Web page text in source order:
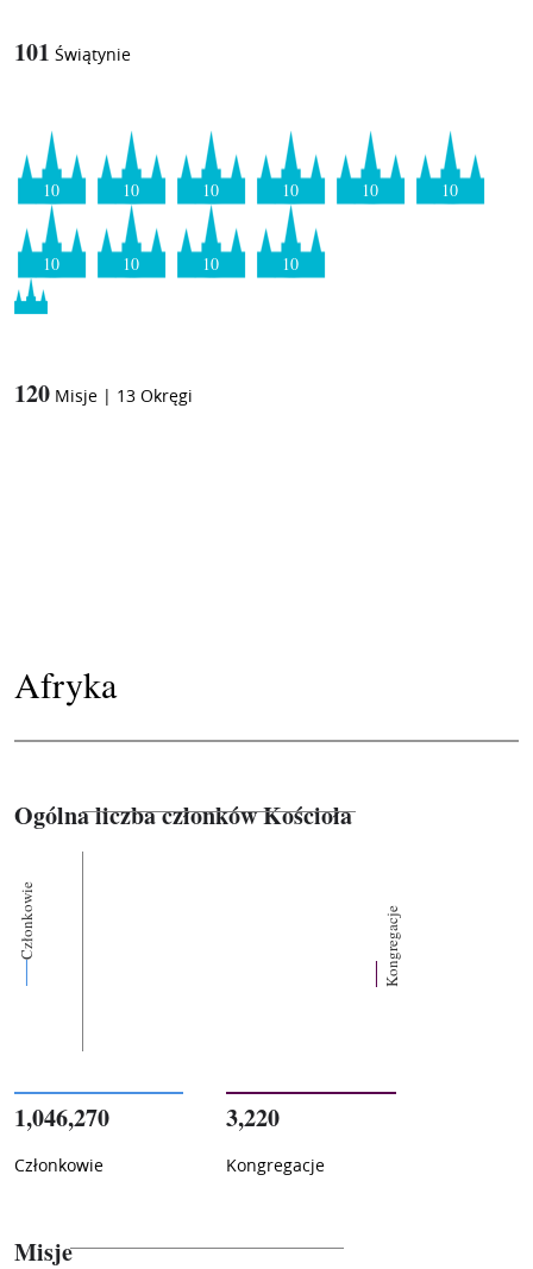
101 Świątynie
10 10 10 10 10 10
10 10 10 10
120 Misje | 13 Okręgi
Afryka
Ogólna liczba członków Kościoła
Członkowie Kongregacje
1,046,270
Członkowie
3,220
Kongregacje
Misje